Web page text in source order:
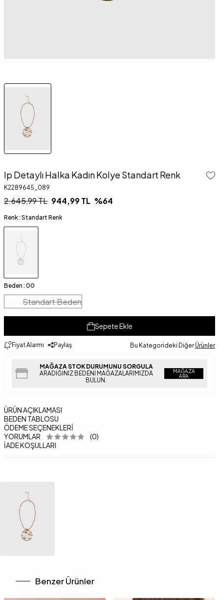
Ip Detaylı Halka Kadın Kolye Standart Renk
K2289645_089
2.645,99TL 944,99TL %64
Renk : Standart Renk
Beden : 00
Standart Beden
Sepete Ekle
Fiyat Alarmı Paylaş Bu Kategorideki Diğer Ürünler
MAĞAZA STOK DURUMUNU SORGULA
ARADIĞINIZ BEDENI MAĞAZALARIMIZDA
BULUN.
MAĞAZA
ARA
ÜRÜN AÇIKLAMASI
BEDEN TABLOSU
ÖDEME SEÇENEKLERI
YORUMLAR
(0)
İADE KOŞULLARI
Benzer Ürünler